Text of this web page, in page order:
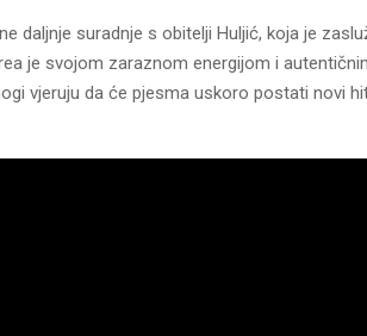
daljnje suradnje s obitelji Huljić, koja je
je svojom zaraznom energijom i
vjeruju da će pjesma uskoro postati novi